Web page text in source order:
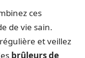
ces
de vie sain.
et veillez
brûleurs de